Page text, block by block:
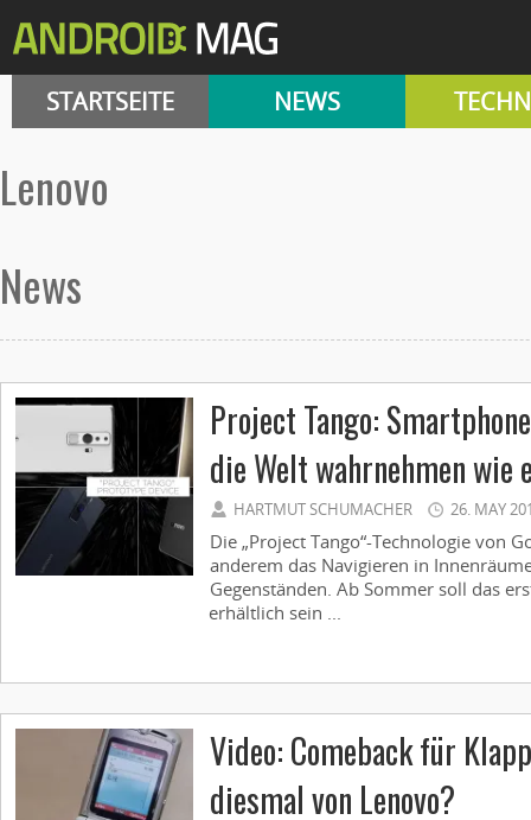
STARTSEITE NEWS
lenovo
News
Project Tango:
die Welt wahrnehmen wie
HARTMUT SCHUMACHER 26. MAY
Die „Project Tango“-Technologie von
anderem das Navigieren in
Gegenständen. Ab Sommer soll das
erhältlich sein ...
Video: Comeback für
diesmal von Lenovo?